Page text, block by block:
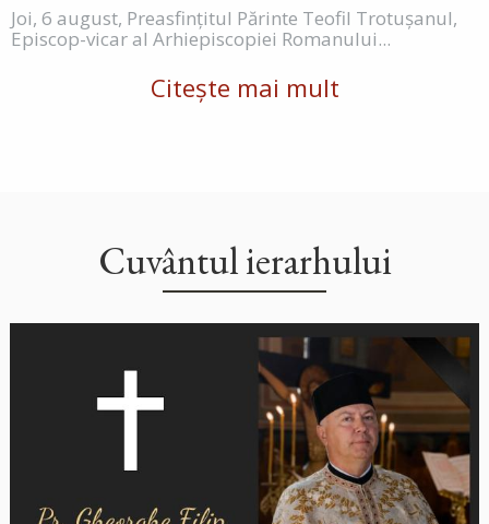
Joi, 6 august, Preasfințitul Părinte Teofil Trotușanul,
Episcop-vicar al Arhiepiscopiei Romanului...
Citește mai mult
Cuvântul ierarhului